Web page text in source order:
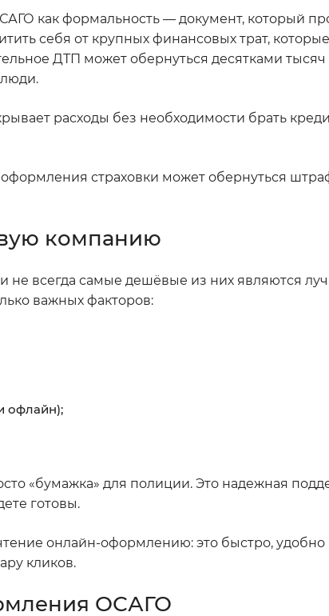
как формальность — документ, который
себя от крупных финансовых трат,
ДТП может обернуться десятками
расходы без необходимости брать
оформления страховки может обернуться
компанию
не всегда самые дешёвые из них являются
важных факторов:
офлайн);
«бумажка» для полиции. Это надежная
готовы.
онлайн-оформлению: это быстро, удобно
кликов.
ОСАГО